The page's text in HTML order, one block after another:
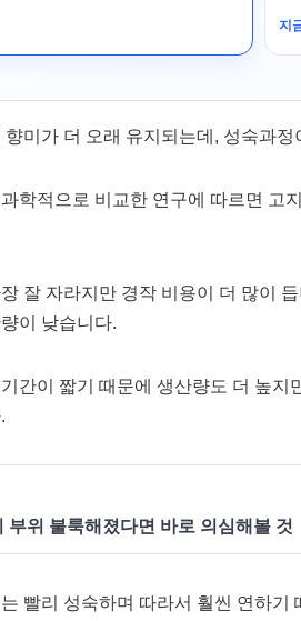
지
미가 더 오래 유지되는데, 성숙과
학적으로 비교한 연구에 따르면 고
잘 자라지만 경작 비용이 더 많이
이 낮습니다.
간이 짧기 때문에 생산량도 더 높
위 불룩해졌다면 바로 의심해볼 것
빨리 성숙하며 따라서 훨씬 연하기